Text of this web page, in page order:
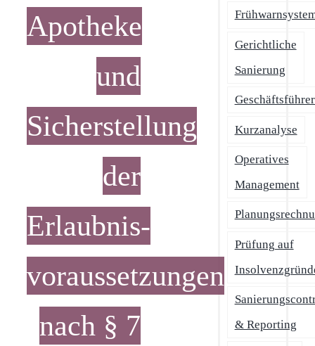
Apotheke
und
Sicherstellung
der
Erlaubnis­
voraussetzungen
nach § 7
Gerichtliche
Sanierung
Kurzanalyse
Operatives
Management
Prüfung auf
& Reporting